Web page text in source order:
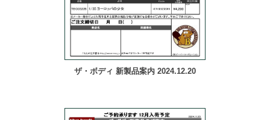
ザ・ボディ 新製品案内 2024.12.20